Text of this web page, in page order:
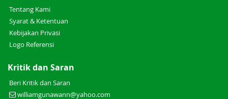
Tentang Kami
Syarat & Ketentuan
Kebijakan Privasi
Logo Referensi
Kritik dan Saran
Beri Kritik dan Saran
williamgunawann@yahoo.com